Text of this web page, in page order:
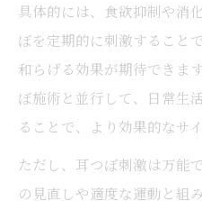
具体的には、食欲抑制や消
ぼを定期的に刺激すること
和らげる効果が期待できま
ぼ施術と並行して、日常生
ることで、より効果的なサ
ただし、耳つぼ刺激は万能
の見直しや適度な運動と組